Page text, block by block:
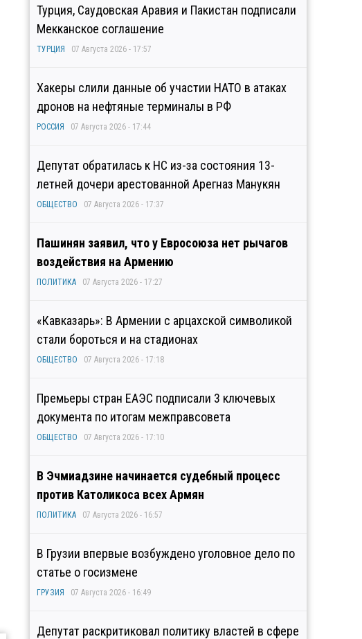
Турция, Саудовская Аравия и Пакистан подписали
Мекканское соглашение
ТУРЦИЯ 07 Августа 2026 - 17:57
Хакеры слили данные об участии НАТО в атаках
дронов на нефтяные терминалы в РФ
РОССИЯ 07 Августа 2026 - 17:44
Депутат обратилась к НС из-за состояния 13-
летней дочери арестованной Арегназ Манукян
ОБЩЕСТВО 07 Августа 2026 - 17:37
Пашинян заявил, что у Евросоюза нет рычагов
воздействия на Армению
ПОЛИТИКА 07 Августа 2026 - 17:27
«Кавказарь»: В Армении с арцахской символикой
стали бороться и на стадионах
ОБЩЕСТВО 07 Августа 2026 - 17:18
Премьеры стран ЕАЭС подписали 3 ключевых
документа по итогам межправсовета
ОБЩЕСТВО 07 Августа 2026 - 17:10
В Эчмиадзине начинается судебный процесс
против Католикоса всех Армян
ПОЛИТИКА 07 Августа 2026 - 16:57
В Грузии впервые возбуждено уголовное дело по
статье о госизмене
ГРУЗИЯ 07 Августа 2026 - 16:49
Депутат раскритиковал политику властей в сфере